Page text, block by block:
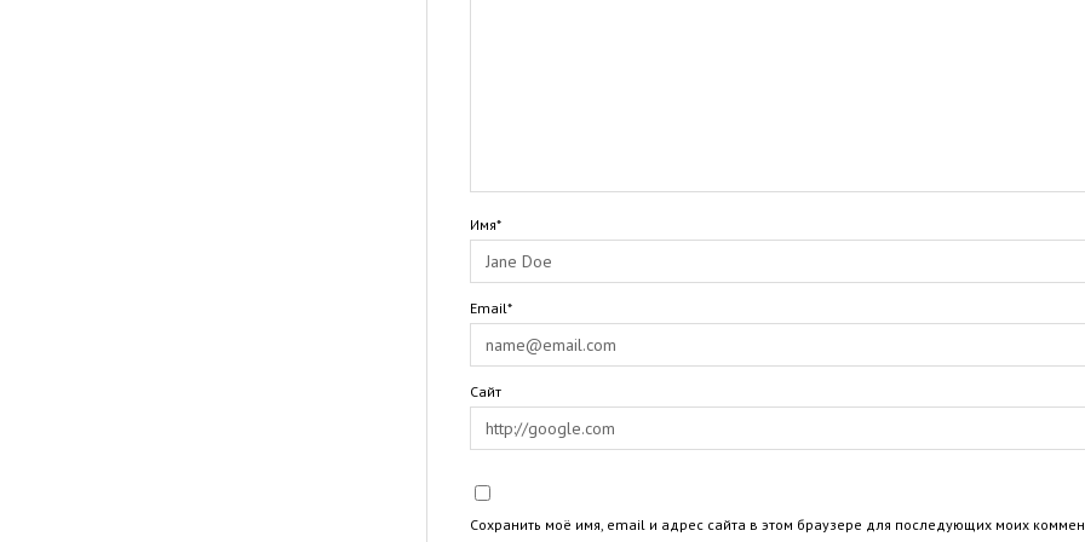
Имя*
Email*
Сайт
Сохранить моё имя, email и адрес сайта в этом браузере для последующих моих